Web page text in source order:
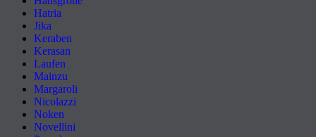
Hatria
Jika
Keraben
Kerasan
Laufen
Mainzu
Margaroli
Nicolazzi
Noken
Novellini